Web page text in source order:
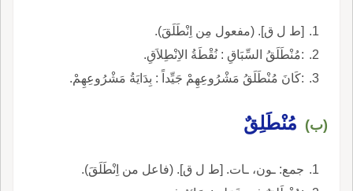
[ط ل ق]. (مفعول مِن اِنْطَلَقَ).
:مُنْطَلَقُ السِّبَاقِ : نُقْطَةُ الاِنْطِلاَقِ.
:كَانَ مُنْطَلَقُ مَشْرُوعِهِمْ جَيِّداً : بِدَايَةُ مَشْرُوعِهِمْ.
(ب) مُنْطَلِقٌ
جمع: ـون، ـات. [ط ل ق]. (فاعل من اِنْطَلَقَ).